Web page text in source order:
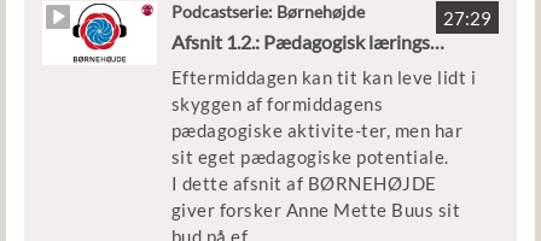
Medvirkende:
Stine Hamilton, forsker ved Via
University College
Leder, personale og børn fra
dagplejen og Børnehuset
Rørvigrødderne i Odsher-red
Vært
Sammen med dagtilbuddet
Skovstjernen og Annegrethe
Ahrenkiel dykker vi ned i, hvorfor
det er vigtigt at gøre
morgenstunden til genstand for
refleksion og planlægning – på
samme måde, som man reflekterer
over og planlægger formiddagens
27:29
Podcastserie: Børnehøjde
Afsnit 1.2.: Pædagogisk læringsmiljø i ydertimerne om eftermiddagen
Eftermiddagen kan tit kan leve lidt i
skyggen af formiddagens
pædagogiske aktivite-ter, men har
sit eget pædagogiske potentiale.
I dette afsnit af BØRNEHØJDE
giver forsker Anne Mette Buus sit
bud på ef...